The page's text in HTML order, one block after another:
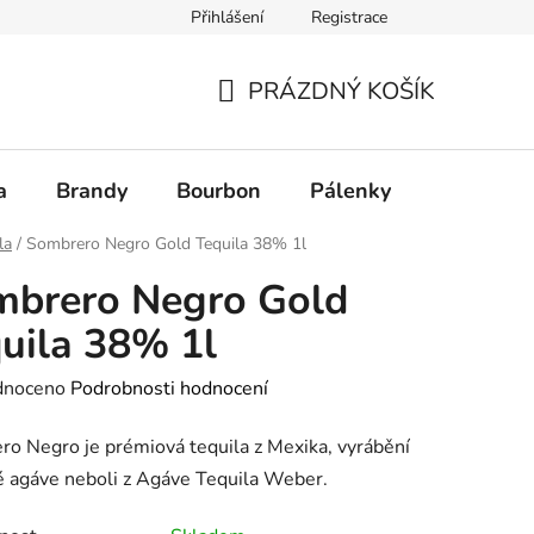
Přihlášení Registrace
KOŠÍK
PRÁZDNÝ KOŠÍK
Brandy Bourbon Pálenky
/ Sombrero Negro Gold Tequila 38% 1l
Negro Gold
38% 1l
Podrobnosti hodnocení
Negro je prémiová tequila z Mexika, vyrábění
agáve neboli z Agáve Tequila Weber.